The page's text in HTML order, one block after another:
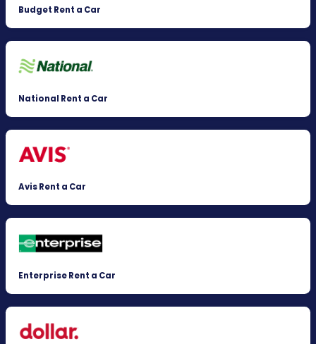
Budget Rent a Car
National Rent a Car
Avis Rent a Car
Enterprise Rent a Car